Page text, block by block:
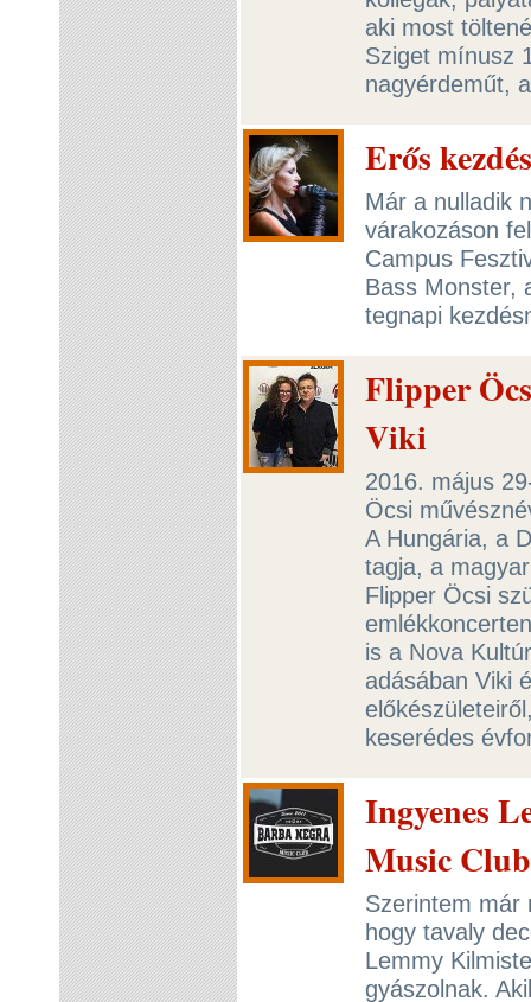
aki most
Sziget mínusz
nagyérdeműt,
Erős
Már a nulladik
várakozáson
Campus
Bass Monster,
tegnapi
Flipper
Viki
2016. május
Öcsi
A Hungária, a
tagja, a
Flipper Öcsi
is a Nova
adásában Viki
keserédes
Ingyenes
Music
Szerintem már
hogy tavaly
Lemmy
gyászolnak.